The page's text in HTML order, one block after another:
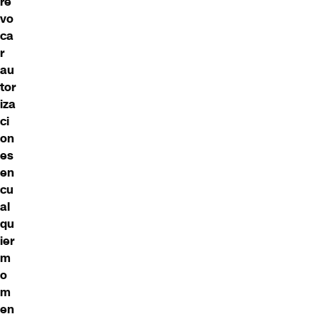
vo
ca
r
au
tor
iza
ci
on
es
en
cu
al
qu
ier
m
o
m
en